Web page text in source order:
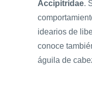
Accipitridae.
idearios de
conoce
águila de